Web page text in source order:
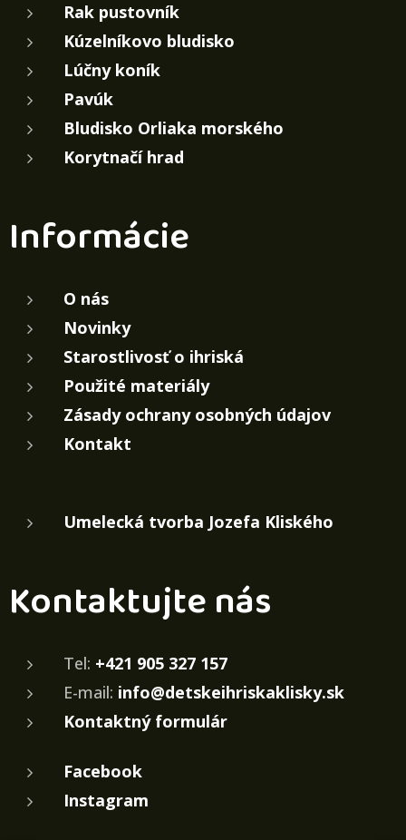
Rak pustovník
Kúzelníkovo bludisko
Lúčny koník
Pavúk
Bludisko Orliaka morského
Korytnačí hrad
Informácie
O nás
Novinky
Starostlivosť o ihriská
Použité materiály
Zásady ochrany osobných údajov
Kontakt
Umelecká tvorba Jozefa Kliského
Kontaktujte nás
Tel: +421 905 327 157
E-mail: info@detskeihriskaklisky.sk
Kontaktný formulár
Facebook
Instagram